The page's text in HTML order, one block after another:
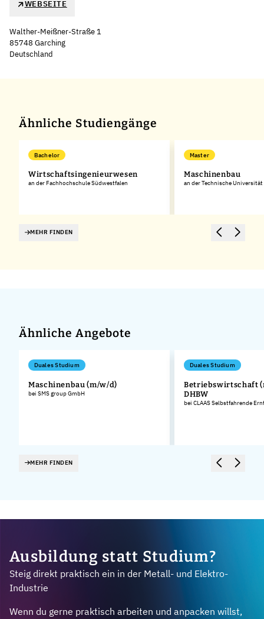
WEBSEITE
Walther-Meißner-Straße 1
85748 Garching
Deutschland
Ähnliche Studiengänge
Bachelor
Wirtschaftsingenieurwesen
an der Fachhochschule Südwestfalen
Master
Maschinenbau
an der Technische
MEHR FINDEN
Ähnliche Angebote
Duales Studium
Maschinenbau (m/w/d)
bei SMS group GmbH
Duales Studium
Betriebswirtschaft
DHBW
bei CLAAS Selbstfahrende
MEHR FINDEN
Ausbildung statt Studium?
Steig direkt praktisch ein in der Metall- und Elektro-
Industrie
Wenn du gerne praktisch arbeiten und anpacken willst,